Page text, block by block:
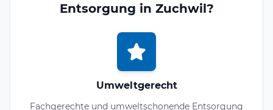
Entsorgung in Zuchwil?
Umweltgerecht
Fachgerechte und umweltschonende Entsorgung